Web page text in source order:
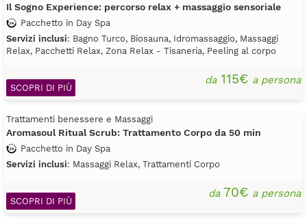
Il Sogno Experience: percorso relax + massaggio sensoriale
Pacchetto in Day Spa
Servizi inclusi: Bagno Turco, Biosauna, Idromassaggio, Massaggi
Relax, Pacchetti Relax, Zona Relax - Tisaneria, Peeling al corpo
da115€ a persona
SCOPRI DI PIÙ
Trattamenti benessere e Massaggi
Aromasoul Ritual Scrub: Trattamento Corpo da 50 min
Pacchetto in Day Spa
Servizi inclusi: Massaggi Relax, Trattamenti Corpo
da70€ a persona
SCOPRI DI PIÙ